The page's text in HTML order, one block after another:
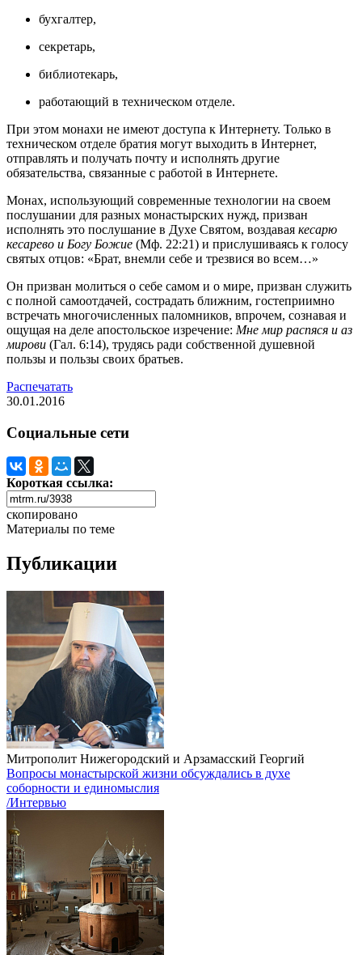
бухгалтер,
секретарь,
библиотекарь,
работающий в техническом отделе.
При этом монахи не имеют доступа к Интернету. Только в
техническом отделе братия могут выходить в Интернет,
отправлять и получать почту и исполнять другие
обязательства, связанные с работой в Интернете.
Монах, использующий современные технологии на своем
послушании для разных монастырских нужд, призван
исполнять это послушание в Духе Святом, воздавая кесарю
кесарево и Богу Божие (Мф. 22:21) и прислушиваясь к голосу
святых отцов: «Брат, внемли себе и трезвися во всем…»
Он призван молиться о себе самом и о мире, призван служить
с полной самоотдачей, сострадать ближним, гостеприимно
встречать многочисленных паломников, впрочем, сознавая и
ощущая на деле апостольское изречение: Мне мир распяся и аз
мирови (Гал. 6:14), трудясь ради собственной душевной
пользы и пользы своих братьев.
Распечатать
30.01.2016
Социальные сети
Короткая ссылка:
скопировано
Материалы по теме
Публикации
Митрополит Нижегородский и Арзамасский Георгий
Вопросы монастырской жизни обсуждались в духе
соборности и единомыслия
/Интервью